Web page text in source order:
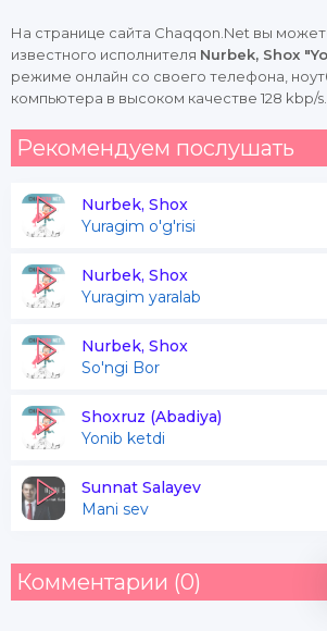
На странице сайта Chaqqon.Net вы
известного исполнителя Nurbek, Shox
режиме онлайн со своего телефона,
компьютера в высоком качестве 128 kbp/s.
Рекомендуем послушать
Nurbek, Shox
Yuragim o'g'risi
Nurbek, Shox
Yuragim yaralab
Nurbek, Shox
So'ngi Bor
Shoxruz (Abadiya)
Yonib ketdi
Sunnat Salayev
Mani sev
Комментарии (0)